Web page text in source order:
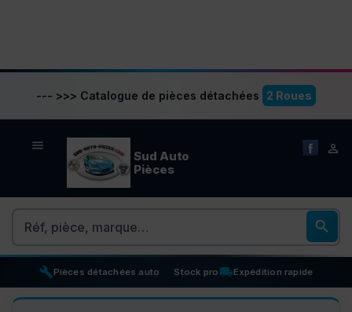
--- >>> Catalogue de pièces détachées 2 Roues
 
Sud Auto
Pièces

build Pièces détachées auto inventory_2
Stock pro local_shippingExpédition rapide